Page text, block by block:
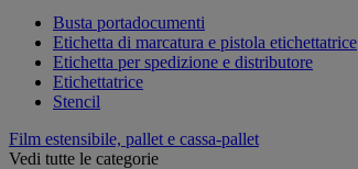
Busta portadocumenti
Etichetta di marcatura e pistola etichettatrice
Etichetta per spedizione e distributore
Etichettatrice
Stencil
Film estensibile, pallet e cassa-pallet
Vedi tutte le categorie